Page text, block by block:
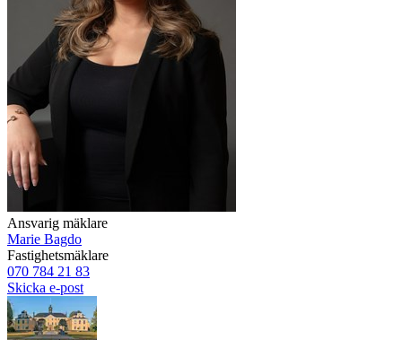
Ansvarig mäklare
Marie Bagdo
Fastighetsmäklare
070 784 21 83
Skicka e-post